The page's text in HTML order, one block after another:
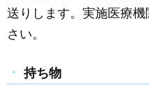
送りします。実施医療
さい。
持ち物